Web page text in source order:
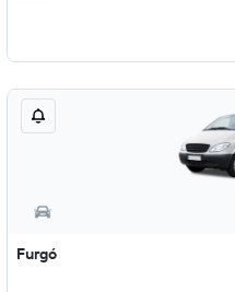
Furgó